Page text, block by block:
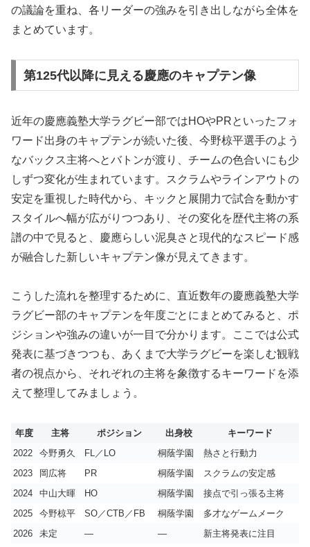
の議論を重ね、各リーダーの強みを引き出しながら全体を
まとめています。
第125代以降に見える慶應のキャプテン像
近年の慶應義塾大学ラグビー部ではHOやPRといったフォ
ワード出身のキャプテンが続いた後、今野椋平選手のよう
なバックス主将へとバトンが渡り、チームの色合いにも少
しずつ変化が生まれています。スクラムやラインアウトの
安定を重視した時代から、キックと展開力で試合を動かす
スタイルへ幅が広がりつつあり、その変化を歴代主将の系
譜の中で見ると、慶應らしい泥臭さと現代的なスピード感
が融合した新しいキャプテン像が見えてきます。
こうした流れを整理するために、直近数年の慶應義塾大学
ラグビー部のキャプテンを年度ごとにまとめてみると、ポ
ジションや強みの違いが一目で分かります。ここでは公式
発表に基づきつつも、あくまで大学ラグビーを楽しむ観戦
者の視点から、それぞれの主将を象徴するキーワードを添
えて整理してみましょう。
年度 主将 ポジション 出身校
キーワード
2022
今野勇久 FL／LO 桐蔭学園
熱さと行動力
2023
岡広将 PR 桐蔭学園
スクラムの安定感
2024
中山大暉 HO 桐蔭学園
接点で引っ張る主将
2025
今野椋平 SO／CTB／FB 桐蔭学園
多才なゲームメーク
2026
未定 ― ― 新主将発表に注目